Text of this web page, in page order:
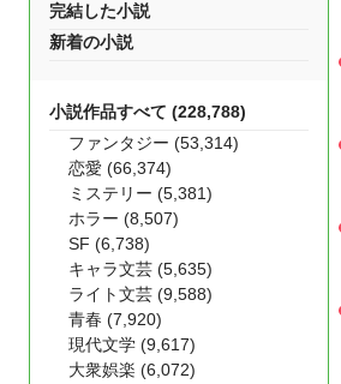
完結した小説
新着の小説
小説作品すべて (228,788)
ファンタジー (53,314)
恋愛 (66,374)
ミステリー (5,381)
ホラー (8,507)
SF (6,738)
キャラ文芸 (5,635)
ライト文芸 (9,588)
青春 (7,920)
現代文学 (9,617)
大衆娯楽 (6,072)